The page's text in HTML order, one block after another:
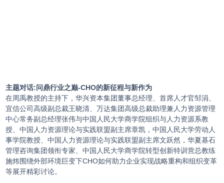
主题对话:问鼎行业之巅-CHO的新征程与新作为
在周禹教授的主持下，华兴资本集团董事总经理、首席人才官邹涓、
宜信公司高级副总裁王晓清、万达集团高级总裁助理兼人力资源管理
中心常务副总经理张伟与中国人民大学商学院组织与人力资源系教
授、中国人力资源理论与实践联盟副主席章凯，中国人民大学劳动人
事学院教授、中国人力资源理论与实践联盟副主席文跃然，华夏基石
管理咨询集团领衔专家、中国人民大学商学院转型创新特训营总教练
施炜围绕外部环境巨变下CHO如何助力企业实现战略重构和组织变革
等展开精彩讨论。